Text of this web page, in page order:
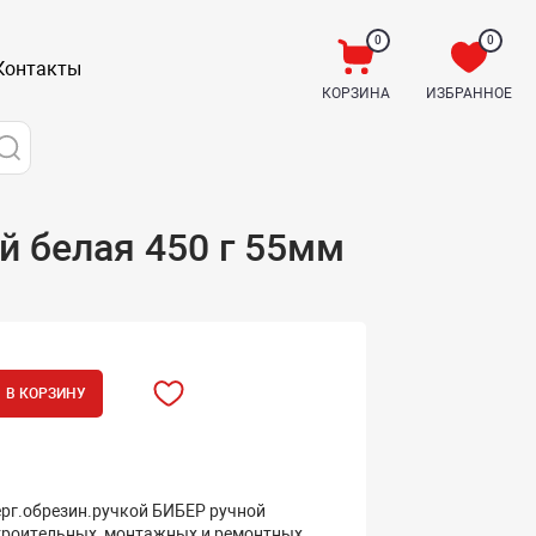
0
КОРЗИНА
0
ИЗБРАННОЕ
белая 450 г 55мм
В КОРЗИНУ
БИБЕР ручной